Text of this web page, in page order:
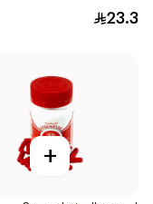
23.3
+